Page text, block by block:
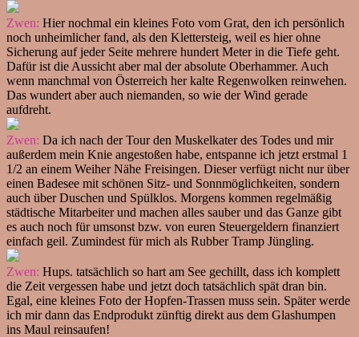
Zwen: Hier nochmal ein kleines Foto vom Grat, den ich persönlich
noch unheimlicher fand, als den Klettersteig, weil es hier ohne
Sicherung auf jeder Seite mehrere hundert Meter in die Tiefe geht.
Dafür ist die Aussicht aber mal der absolute Oberhammer. Auch
wenn manchmal von Österreich her kalte Regenwolken reinwehen.
Das wundert aber auch niemanden, so wie der Wind gerade
aufdreht.
Zwen: Da ich nach der Tour den Muskelkater des Todes und mir
außerdem mein Knie angestoßen habe, entspanne ich jetzt erstmal 1
1/2 an einem Weiher Nähe Freisingen. Dieser verfügt nicht nur über
einen Badesee mit schönen Sitz- und Sonnmöglichkeiten, sondern
auch über Duschen und Spülklos. Morgens kommen regelmäßig
städtische Mitarbeiter und machen alles sauber und das Ganze gibt
es auch noch für umsonst bzw. von euren Steuergeldern finanziert
einfach geil. Zumindest für mich als Rubber Tramp Jüngling.
Zwen: Hups. tatsächlich so hart am See gechillt, dass ich komplett
die Zeit vergessen habe und jetzt doch tatsächlich spät dran bin.
Egal, eine kleines Foto der Hopfen-Trassen muss sein. Später werde
ich mir dann das Endprodukt zünftig direkt aus dem Glashumpen
ins Maul reinsaufen!